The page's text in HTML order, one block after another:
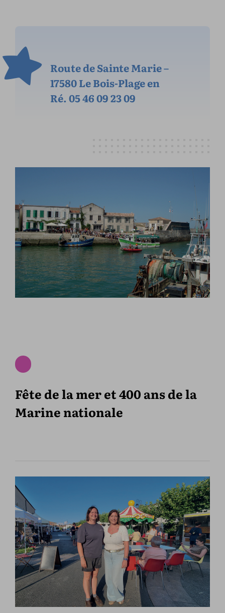
Route de Sainte Marie –
17580 Le Bois-Plage en
Ré. 05 46 09 23 09
Fête de la mer et 400 ans de la
Marine nationale